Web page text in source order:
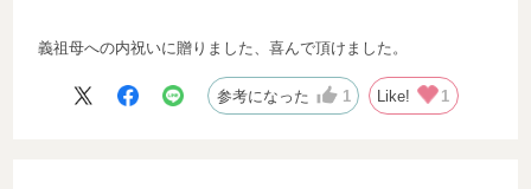
義祖母への内祝いに贈りました、喜んで頂けました。
参考になった 1 Like! 1